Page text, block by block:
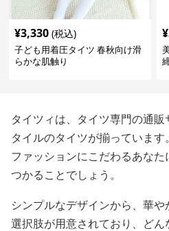
¥3,330 (税込)
子ども用着圧タイツ 春秋向け滑
らかな肌触り
¥
タイツィは、タイツ専門の通
タイルのタイツが揃っています
ファッションにこだわるあな
つかることでしょう。
シンプルなデザインから、華
選択肢が用意されており、ど